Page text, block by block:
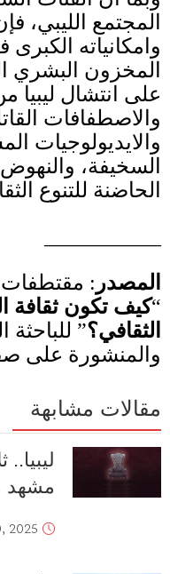
المجتمع الليبي،
وامكانياته الكبرى
المخزون البشري
على انتشال ليبيا
والاصطفافات
والايديولوجيات
السخيفة،
الحاضنة للتنوع
المصدر :
“كيف تكون ثقافة
الثقافي؟”
والمنشورة على
مقالات مشابهة
مشهد
2025